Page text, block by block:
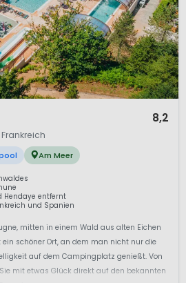
8,2
Am Meer
Hendaye entfernt
und Spanien
mitten in einem Wald aus alten Eichen
ein schöner Ort, an dem man nicht nur die
auf dem Campingplatz genießt. Von
mit etwas Glück direkt auf den bekannten